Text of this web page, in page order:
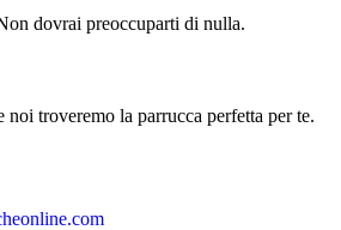
dovrai preoccuparti di nulla.
noi troveremo la parrucca perfetta per te.